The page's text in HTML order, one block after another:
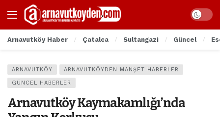
Arnavutköy Haber Çatalca Sultangazi Güncel
ARNAVUTKÖY ARNAVUTKÖYDEN MANŞET HABERLER
GÜNCEL HABERLER
Arnavutköy Kaymakamlığı’nda